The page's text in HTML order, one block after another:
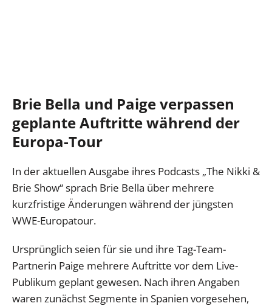
Brie Bella und Paige verpassen
geplante Auftritte während der
Europa-Tour
In der aktuellen Ausgabe ihres Podcasts „The Nikki &
Brie Show“ sprach Brie Bella über mehrere
kurzfristige Änderungen während der jüngsten
WWE-Europatour.
Ursprünglich seien für sie und ihre Tag-Team-
Partnerin Paige mehrere Auftritte vor dem Live-
Publikum geplant gewesen. Nach ihren Angaben
waren zunächst Segmente in Spanien vorgesehen,